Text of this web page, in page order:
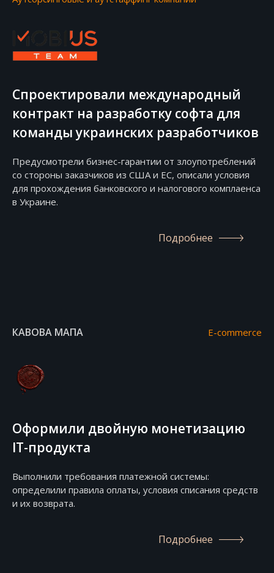
Спроектировали международный
контракт на разработку софта для
команды украинских разработчиков
Предусмотрели бизнес-гарантии от злоупотреблений
со стороны заказчиков из США и ЕС, описали условия
для прохождения банковского и налогового комплаенса
в Украине.
Подробнее
КАВОВА МАПА E-commerce
Оформили двойную монетизацию
IT-продукта
Выполнили требования платежной системы:
определили правила оплаты, условия списания средств
и их возврата.
Подробнее